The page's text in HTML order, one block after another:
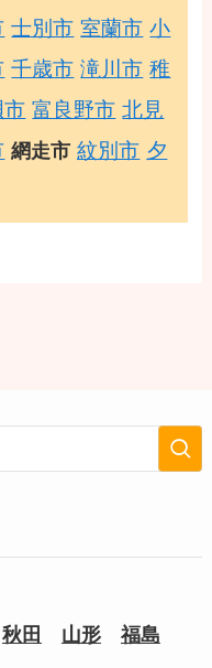
士別市 室蘭市 小
千歳市 滝川市 稚
市 富良野市 北見
網走市 紋別市 夕
秋田 山形 福島